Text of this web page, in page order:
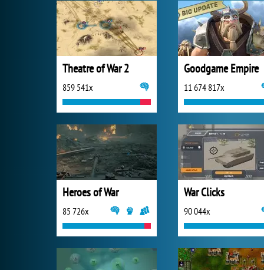
Theatre of War 2
859 541x
Goodgame Empire
11 674 817x
Heroes of War
85 726x
War Clicks
90 044x